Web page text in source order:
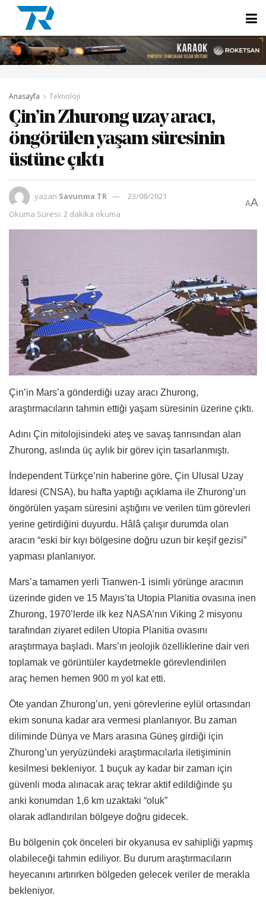
Anasayfa Teknoloji
Çin’in Zhurong uzay aracı,
öngörülen yaşam süresinin
üstüne çıktı
yazan Savunma TR
23/08/2021
Okuma Süresi: 2 dakika okuma
AA
Çin’in Mars’a gönderdiği uzay aracı Zhurong,
araştırmacıların tahmin ettiği yaşam süresinin üzerine çıktı.
Adını Çin mitolojisindeki ateş ve savaş tanrısından alan
Zhurong, aslında üç aylık bir görev için tasarlanmıştı.
İndependent Türkçe’nin haberine göre, Çin Ulusal Uzay
İdaresi (CNSA), bu hafta yaptığı açıklama ile Zhurong’un
öngörülen yaşam süresini aştığını ve verilen tüm görevleri
yerine getirdiğini duyurdu. Hâlâ çalışır durumda olan
aracın “eski bir kıyı bölgesine doğru uzun bir keşif gezisi”
yapması planlanıyor.
Mars’a tamamen yerli Tianwen-1 isimli yörünge aracının
üzerinde giden ve 15 Mayıs’ta Utopia Planitia ovasına inen
Zhurong, 1970’lerde ilk kez NASA’nın Viking 2 misyonu
tarafından ziyaret edilen Utopia Planitia ovasını
araştırmaya başladı. Mars’ın jeolojik özelliklerine dair veri
toplamak ve görüntüler kaydetmekle görevlendirilen
araç hemen hemen 900 m yol kat etti.
Öte yandan Zhurong’un, yeni görevlerine eylül ortasından
ekim sonuna kadar ara vermesi planlanıyor. Bu zaman
diliminde Dünya ve Mars arasına Güneş girdiği için
Zhurong’un yeryüzündeki araştırmacılarla iletişiminin
kesilmesi bekleniyor. 1 buçuk ay kadar bir zaman için
güvenli moda alınacak araç tekrar aktif edildiğinde şu
anki konumdan 1,6 km uzaktaki “oluk”
olarak adlandırılan bölgeye doğru gidecek.
Bu bölgenin çok önceleri bir okyanusa ev sahipliği yapmış
olabileceği tahmin ediliyor. Bu durum araştırmacıların
heyecanını artırırken bölgeden gelecek veriler de merakla
bekleniyor.